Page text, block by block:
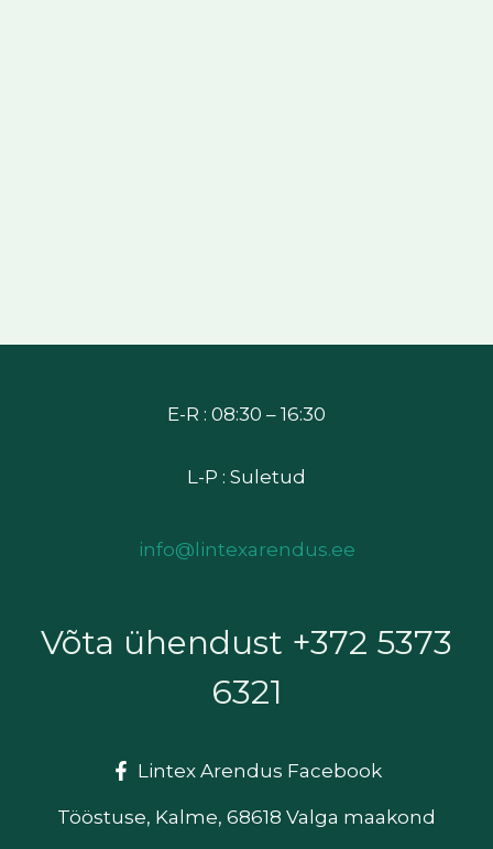
E-R : 08:30 – 16:30
L-P : Suletud
info@lintexarendus.ee
Võta ühendust +372 5373
6321
Lintex Arendus Facebook
Tööstuse, Kalme, 68618 Valga maakond